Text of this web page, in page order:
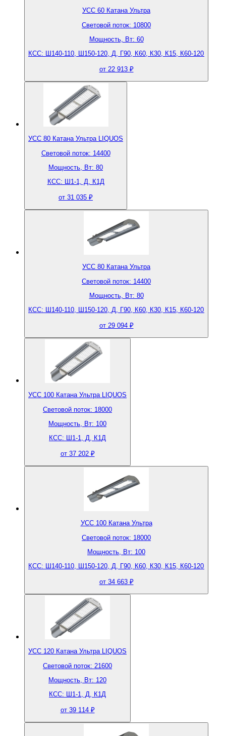
УСС 60 Катана Ультра
Световой поток: 10800
Мощность, Вт: 60
КСС: Ш140-110, Ш150-120, Д, Г90, К60, К30, К15, К60-120
от 22 913 ₽
УСС 80 Катана Ультра LIQUOS
Световой поток: 14400
Мощность, Вт: 80
КСС: Ш1-1, Д, К1Д
от 31 035 ₽
УСС 80 Катана Ультра
Световой поток: 14400
Мощность, Вт: 80
КСС: Ш140-110, Ш150-120, Д, Г90, К60, К30, К15, К60-120
от 29 094 ₽
УСС 100 Катана Ультра LIQUOS
Световой поток: 18000
Мощность, Вт: 100
КСС: Ш1-1, Д, К1Д
от 37 202 ₽
УСС 100 Катана Ультра
Световой поток: 18000
Мощность, Вт: 100
КСС: Ш140-110, Ш150-120, Д, Г90, К60, К30, К15, К60-120
от 34 663 ₽
УСС 120 Катана Ультра LIQUOS
Световой поток: 21600
Мощность, Вт: 120
КСС: Ш1-1, Д, К1Д
от 39 114 ₽